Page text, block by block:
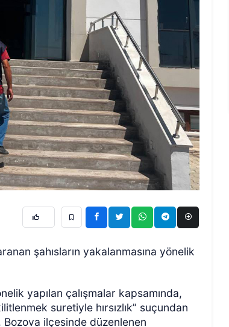
şahısların yakalanmasına yönelik
yapılan çalışmalar kapsamında,
suretiyle hırsızlık” suçundan
Bozova ilçesinde düzenlenen